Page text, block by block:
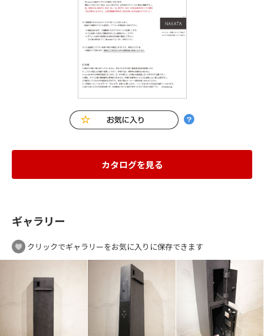
カタログを見る
ギャラリー
クリックでギャラリーをお気に入りに保存できます